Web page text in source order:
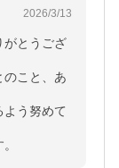
2026/3/13
がとうござ
のこと、あ
う努めて